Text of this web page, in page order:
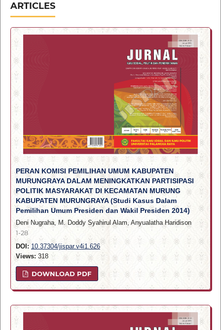
ARTICLES
PERAN KOMISI PEMILIHAN UMUM KABUPATEN
MURUNGRAYA DALAM MENINGKATKAN PARTISIPASI
POLITIK MASYARAKAT DI KECAMATAN MURUNG
KABUPATEN MURUNGRAYA (Studi Kasus Dalam
Pemilihan Umum Presiden dan Wakil Presiden 2014)
Deni Nugraha, M. Doddy Syahirul Alam, Anyualatha Haridison
1-28
DOI: 10.37304/jispar.v4i1.626
Views: 318
DOWNLOAD PDF